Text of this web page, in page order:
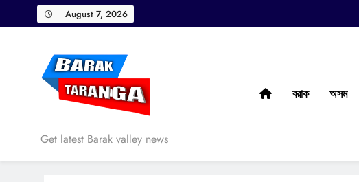
to
August 7, 2026
Barak Taranga
Get latest Barak valley news
বরাক অসম